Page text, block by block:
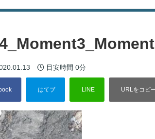
目安時間 0分